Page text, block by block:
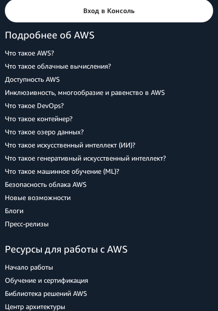
Вход в Консоль
Подробнее об AWS
Что такое AWS?
Что такое облачные вычисления?
Доступность AWS
Инклюзивность, многообразие и равенство в AWS
Что такое DevOps?
Что такое контейнер?
Что такое озеро данных?
Что такое искусственный интеллект (ИИ)?
Что такое генеративный искусственный интеллект?
Что такое машинное обучение (ML)?
Безопасность облака AWS
Новые возможности
Блоги
Пресс‑релизы
Ресурсы для работы с AWS
Начало работы
Обучение и сертификация
Библиотека решений AWS
Центр архитектуры